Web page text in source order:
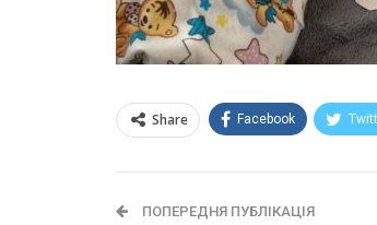
Share Facebook
ПОПЕРЕДНЯ ПУБЛІКАЦІЯ